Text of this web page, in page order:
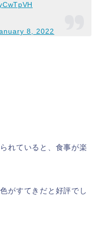
8, 2022
れていると、食事が楽
がすてきだと好評でし